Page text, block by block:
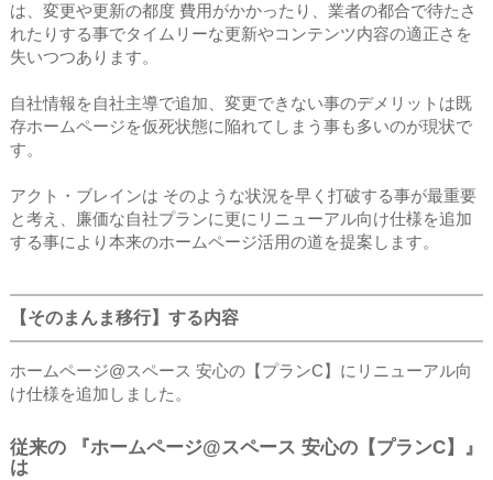
は、変更や更新の都度 費用がかかったり、業者の都合で待たさ
れたりする事でタイムリーな更新やコンテンツ内容の適正さを
失いつつあります。
自社情報を自社主導で追加、変更できない事のデメリットは既
存ホームページを仮死状態に陥れてしまう事も多いのが現状で
す。
アクト・ブレインは そのような状況を早く打破する事が最重要
と考え、廉価な自社プランに更にリニューアル向け仕様を追加
する事により本来のホームページ活用の道を提案します。
【そのまんま移行】する内容
ホームページ@スペース 安心の【プランC】にリニューアル向
け仕様を追加しました。
従来の 『ホームページ@スペース 安心の【プランC】』
は